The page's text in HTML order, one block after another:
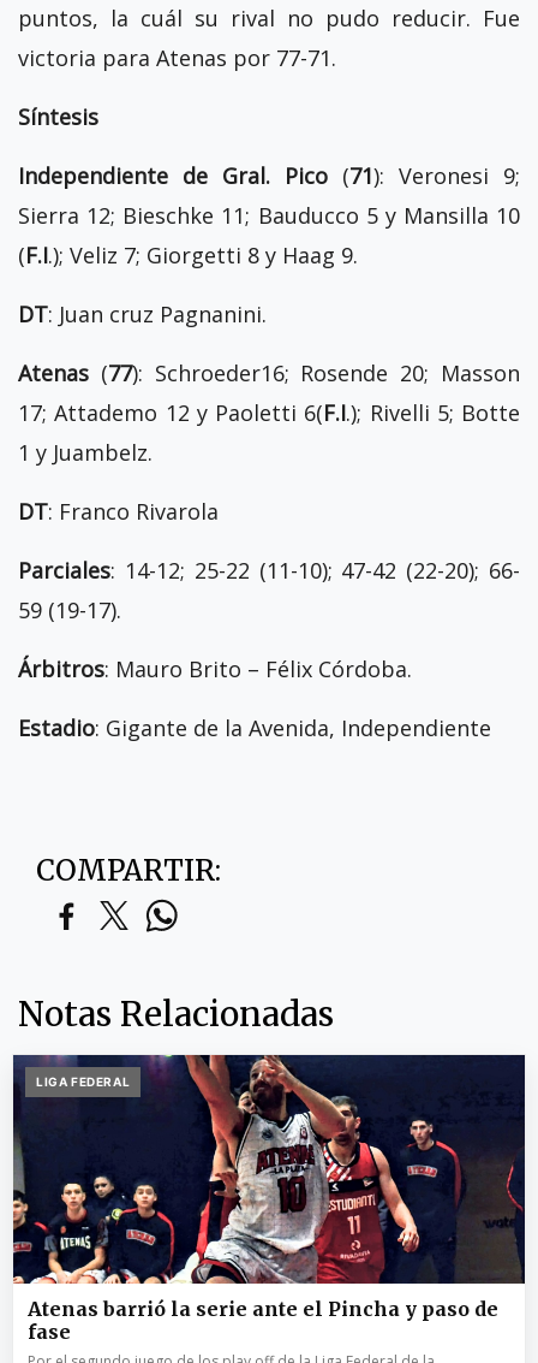
puntos, la cuál su rival no pudo reducir. Fue
victoria para Atenas por 77-71.
Síntesis
Independiente de Gral. Pico (71): Veronesi 9;
Sierra 12; Bieschke 11; Bauducco 5 y Mansilla 10
(F.I.); Veliz 7; Giorgetti 8 y Haag 9.
DT: Juan cruz Pagnanini.
Atenas (77): Schroeder16; Rosende 20; Masson
17; Attademo 12 y Paoletti 6(F.I.); Rivelli 5; Botte
1 y Juambelz.
DT: Franco Rivarola
Parciales: 14-12; 25-22 (11-10); 47-42 (22-20); 66-
59 (19-17).
Árbitros: Mauro Brito – Félix Córdoba.
Estadio: Gigante de la Avenida, Independiente
COMPARTIR:
Notas Relacionadas
LIGA FEDERAL
Atenas barrió la serie ante el Pincha y paso de
fase